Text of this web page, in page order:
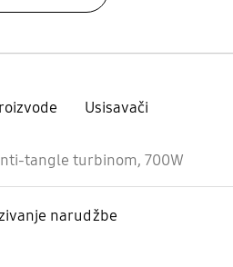
Usisavači
tangle turbinom, 700W
narudžbe